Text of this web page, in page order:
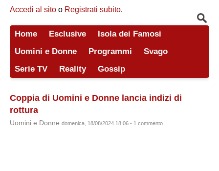
Accedi al sito o Registrati subito.
Home Esclusive
Isola dei Famosi
Uomini e Donne
Programmi
Svago
Serie TV
Reality Gossip
Coppia di Uomini e Donne lancia indizi di
rottura
Uomini e Donne domenica, 18/08/2024 18:06 - 1 commento